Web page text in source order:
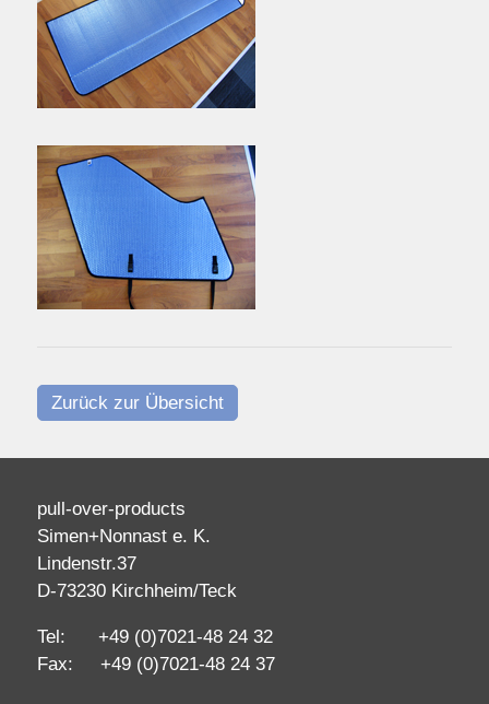
Zurück zur Übersicht
pull-over-products
Simen+Nonnast e. K.
Lindenstr.37
D-73230 Kirchheim/Teck
Tel: +49 (0)7021-48 24 32
Fax: +49 (0)7021-48 24 37